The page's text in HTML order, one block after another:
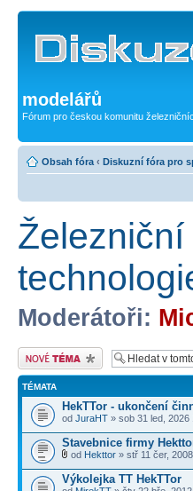
modelářů
Fórum pro českou komunitu
Obsah fóra ‹ Diskuzní fóra pro
Moderátoři:
Odeslat nové téma
TÉMATA
HekTTor - ukončení
od JuraHT » sob 31 led, 2026
Stavebnice firmy
od Hekttor » stř 11 čer,
Výkolejka TT HekTTor